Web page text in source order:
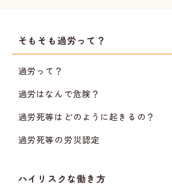
そもそも過労って？
過労って？
過労はなんで危険？
過労死等はどのように起きるの？
過労死等の労災認定
ハイリスクな働き方